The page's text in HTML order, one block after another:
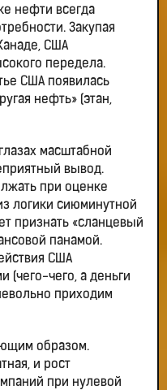
нефти всегда
Закупая
США
передела.
США появилась
нефть» (этан,
масштабной
вывод.
при оценке
логики сиюминутной
признать «сланцевый
панамой.
США
(чего-чего, а деньги
приходим
образом.
и рост
при нулевой